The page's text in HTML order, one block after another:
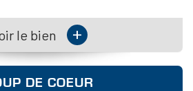
le bien +
DE COEUR